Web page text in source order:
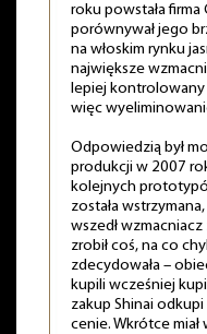
roku powstała
porównywał jego
na włoskim rynku
największe
lepiej kontrolowany
więc
Odpowiedzią był
produkcji w 2007
kolejnych
została
wszedł
zrobił coś, na co
zdecydowała –
kupili wcześniej
zakup Shinai
cenie. Wkrótce